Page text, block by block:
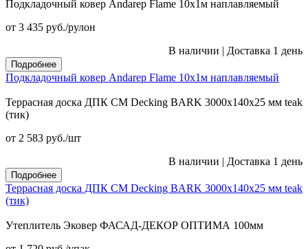
Подкладочный ковер Andarep Flame 10х1м наплавляемый
от 3 435 руб./рулон
В наличии | Доставка 1 день
Подробнее
Подкладочный ковер Andarep Flame 10х1м наплавляемый
Террасная доска ДПК CM Decking BARK 3000х140х25 мм teak
(тик)
от 2 583 руб./шт
В наличии | Доставка 1 день
Подробнее
Террасная доска ДПК CM Decking BARK 3000х140х25 мм teak
(тик)
Утеплитель Эковер ФАСАД-ДЕКОР ОПТИМА 100мм